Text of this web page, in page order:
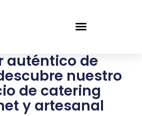
auténtico de
nuestro
de catering
y artesanal